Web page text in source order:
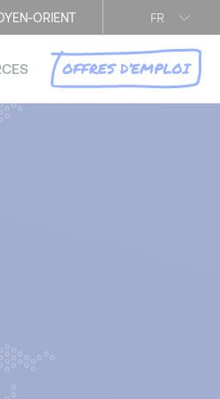
FR
ORIENT
OFFRES D’EMPLOI